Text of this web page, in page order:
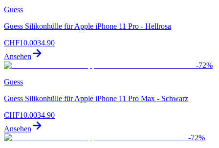
Guess
Guess Silikonhülle für Apple iPhone 11 Pro - Hellrosa
CHF10.0034.90
Ansehen
-72%
Guess
Guess Silikonhülle für Apple iPhone 11 Pro Max - Schwarz
CHF10.0034.90
Ansehen
-72%